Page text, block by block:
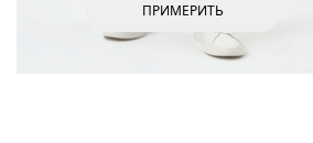
ПРИМЕРИТЬ